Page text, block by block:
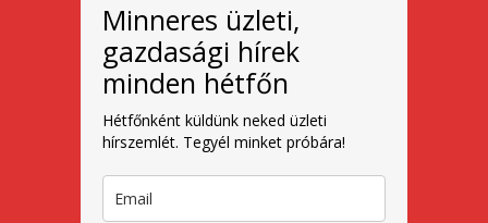
Minneres üzleti,
gazdasági hírek
minden hétfőn
Hétfőnként küldünk neked üzleti
hírszemlét. Tegyél minket próbára!